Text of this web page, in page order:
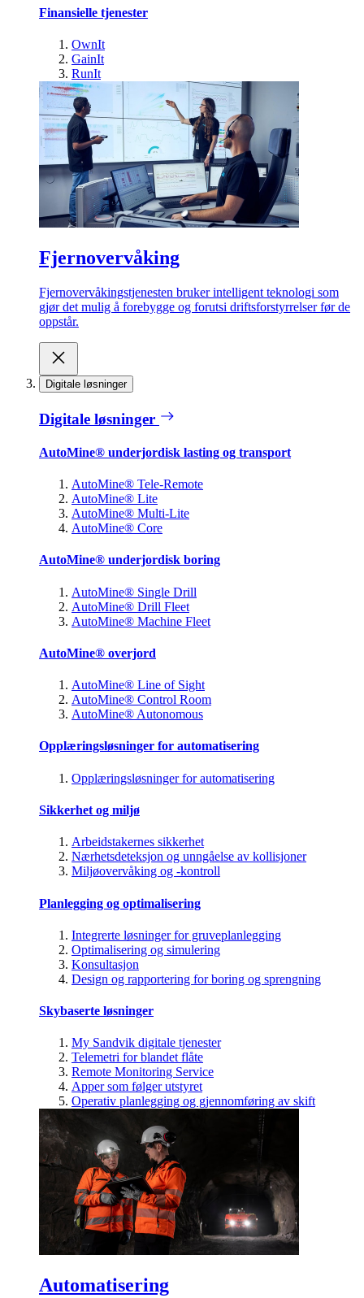
Finansielle tjenester
OwnIt
GainIt
RunIt
Fjernovervåking
Fjernovervåkingstjenesten bruker intelligent teknologi som
gjør det mulig å forebygge og forutsi driftsforstyrrelser før de
oppstår.
Digitale løsninger
Digitale løsninger
AutoMine® underjordisk lasting og transport
AutoMine® Tele-Remote
AutoMine® Lite
AutoMine® Multi-Lite
AutoMine® Core
AutoMine® underjordisk boring
AutoMine® Single Drill
AutoMine® Drill Fleet
AutoMine® Machine Fleet
AutoMine® overjord
AutoMine® Line of Sight
AutoMine® Control Room
AutoMine® Autonomous
Opplæringsløsninger for automatisering
Opplæringsløsninger for automatisering
Sikkerhet og miljø
Arbeidstakernes sikkerhet
Nærhetsdeteksjon og unngåelse av kollisjoner
Miljøovervåking og -kontroll
Planlegging og optimalisering
Integrerte løsninger for gruveplanlegging
Optimalisering og simulering
Konsultasjon
Design og rapportering for boring og sprengning
Skybaserte løsninger
My Sandvik digitale tjenester
Telemetri for blandet flåte
Remote Monitoring Service
Apper som følger utstyret
Operativ planlegging og gjennomføring av skift
Automatisering